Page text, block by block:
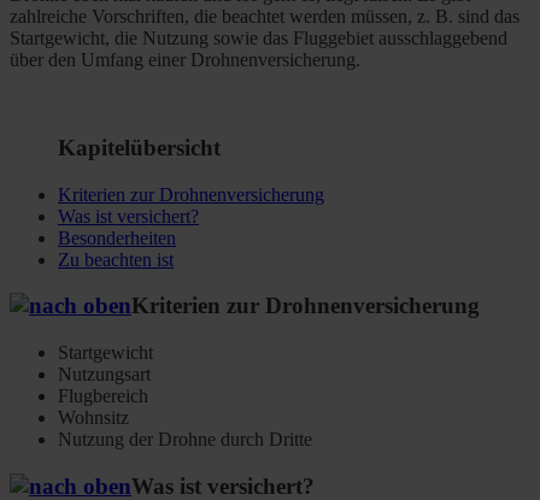
zahlreiche Vorschriften, die beachtet werden müssen, z. B. sind das
Startgewicht, die Nutzung sowie das Fluggebiet ausschlaggebend
über den Umfang einer Drohnenversicherung.
Kapitelübersicht
Kriterien zur Drohnenversicherung
Was ist versichert?
Besonderheiten
Zu beachten ist
Kriterien zur Drohnenversicherung
Startgewicht
Nutzungsart
Flugbereich
Wohnsitz
Nutzung der Drohne durch Dritte
Was ist versichert?